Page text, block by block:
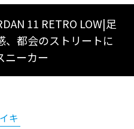
11 RETRO LOW|足
、都会のストリートに
ニーカー
キ